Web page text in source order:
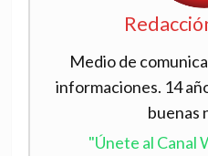
Medio de
informaciones. 14
buenas
"Únete al Canal